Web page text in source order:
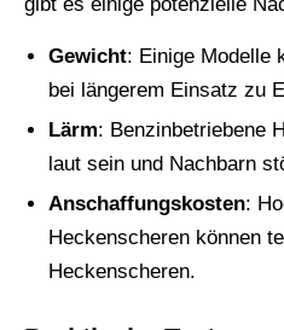
Gewicht: Einige Modelle
bei längerem Einsatz zu
Lärm: Benzinbetriebene
laut sein und Nachbarn
Anschaffungskosten:
Heckenscheren können
Heckenscheren.